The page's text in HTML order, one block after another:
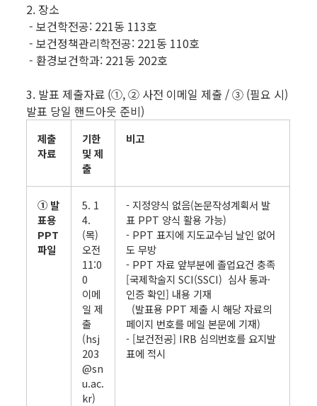
2. 장소
- 보건학전공: 221동 113호
- 보건정책관리학전공: 221동 110호
- 환경보건학과: 221동 202호
3. 발표 제출자료 (①, ② 사전 이메일 제출 / ③ (필요 시)
발표 당일 핸드아웃 준비)
제출
자료
기한
및 제
출
비고
① 발
표용
PPT
파일
5. 1
4.
(목)
오전
11:0
0
이메
일 제
출
(hsj
203
@sn
u.ac.
kr)
- 지정양식 없음(논문작성계획서 발
표 PPT 양식 활용 가능)
- PPT 표지에 지도교수님 날인 없어
도 무방
- PPT 자료 앞부분에 졸업요건 충족
[국제학술지 SCI(SSCI) 심사 통과·
인증 확인] 내용 기재
(발표용 PPT 제출 시 해당 자료의
페이지 번호를 메일 본문에 기재)
- [보건전공] IRB 심의번호를 요지발
표에 적시